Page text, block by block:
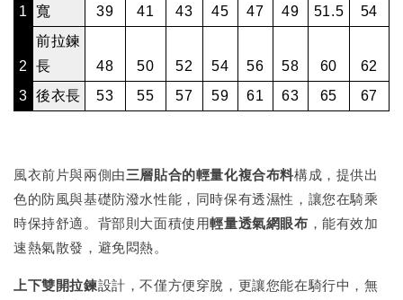
1 寬
39 41 43 45 47 49 51.5 54
2
前拉鍊
長
48 50 52 54 56 58 60
62
3 後衣長 53 55 57 59 61 63 65 67
風衣前片與兩側由三層貼合的輕量化複合布料構成，提供出
色的防風與基礎防潑水性能，同時保有透濕性，讓您在騎乘
時保持舒適。背部則大面積使用輕量透氣網眼布 ，能有效加
速熱氣散發，避免悶熱。
上下雙開拉鍊設計，不僅方便穿脫，更讓您能在騎行中，無